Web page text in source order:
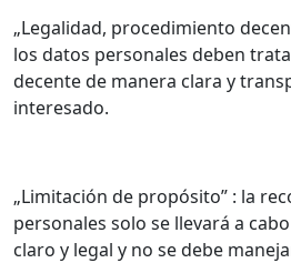
„Legalidad, procedimiento
los datos personales deben
decente de manera clara y
interesado.
„Limitación de propósito” : la
personales solo se llevará a
claro y legal y no se debe